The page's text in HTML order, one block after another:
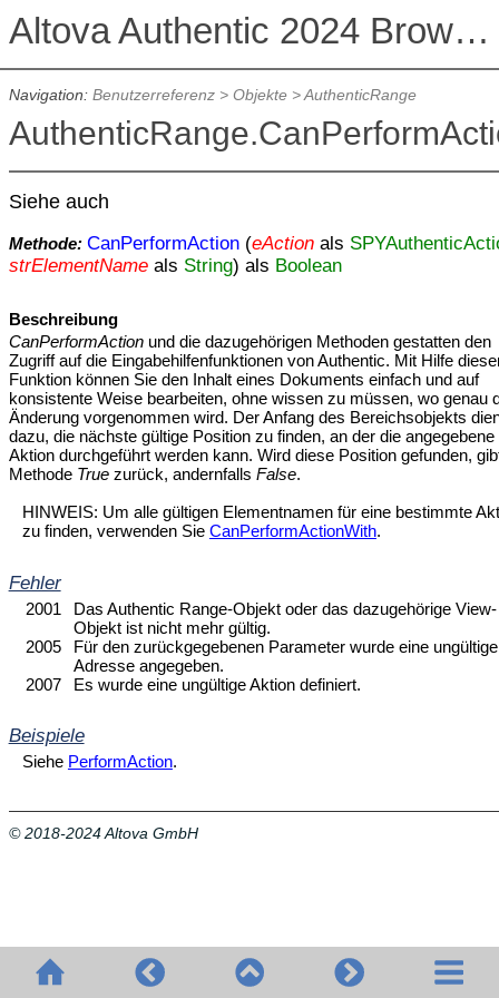
Altova Authentic 2024 Browser Edition
Navigation: Benutzerreferenz> Objekte>AuthenticRange
Siehe auch
Methode: CanPerformAction (eActionals
strElementNameals String) als Boolean
Beschreibung
CanPerformActionund die dazugehörigen Methoden gestatten den
Zugriff auf die Eingabehilfenfunktionen von Authentic. Mit Hilfe
Funktion können Sie den Inhalt eines Dokuments einfach und auf
konsistente Weise bearbeiten, ohne wissen zu müssen, wo genau
Änderung vorgenommen wird. Der Anfang des Bereichsobjekts
dazu, die nächste gültige Position zu finden, an der die angegebene
Aktion durchgeführt werden kann. Wird diese Position gefunden,
Methode Truezurück, andernfalls False.
HINWEIS: Um alle gültigen Elementnamen für eine bestimmte
zu finden, verwenden Sie CanPerformActionWith.
Fehler
2001
Das Authentic Range-Objekt oder das dazugehörige View-
Objekt ist nicht mehr gültig.
2005
Für den zurückgegebenen Parameter wurde eine ungültige
Adresse angegeben.
2007
Es wurde eine ungültige Aktion definiert.
Beispiele
Siehe PerformAction.
© 2018-2024 Altova GmbH